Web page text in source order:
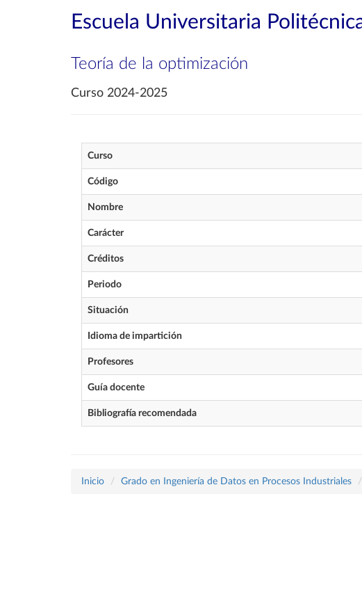
Escuela Universitaria
Teoría de la optimización
Curso 2024-2025
Curso
Código
Nombre
Carácter
Créditos
Periodo
Situación
Idioma de impartición
Profesores
Guía docente
Bibliografía recomendada
Inicio Grado en Ingeniería de Datos en Procesos Industriales